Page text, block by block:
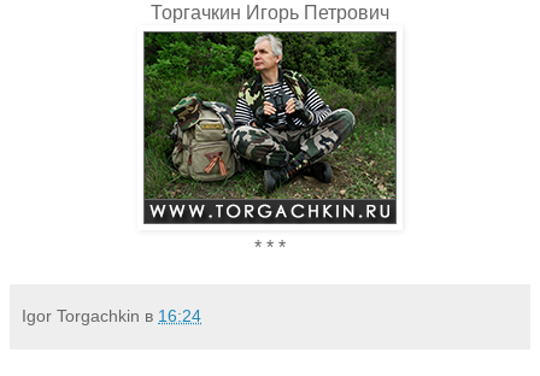
Торгачкин Игорь Петрович
* * *
Igor Torgachkin в 16:24